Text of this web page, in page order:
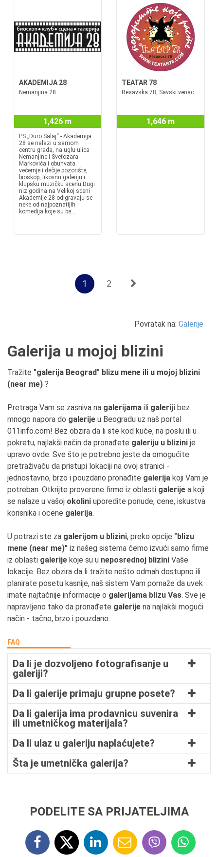
AKADEMIJA 28
Nemanjina 28
1,426 m
PS „Đuro Salaj“ - Akademija
28 se nalazi u samom
centru grada, na uglu ulica
Nemanjine i Svetozara
Markovića i obuhvata
večernje i dečije pozorište,
bioskop, likovnu galeriju i
klupsku muzičku scenu.Dugi
niz godina na Velikoj sceni
Akademije 28 odigravaju se
neke od najpoznatijih
komedija koje su be...
TEATAR 78
Resavska 78, Savski venac
1,646 m
1 2
Povratak na: Galerije
Galerija u mojoj blizini
Tražite "galerija Beograd" blizu mene ili u mojoj blizini
(near me) ?
Pretraga Vam se zasniva na galerijama ili galeriji bez
mnogo napora do galerije u Beogradu uz naš portal
011info.com! Bez obzira da li ste kod kuće, na poslu ili u
pokretu, najlakši način da pronađete galeriju u blizini je
upravo ovde. Sve što je potrebno jeste da omogućite
pretraživaču da pristupi lokaciji na ovoj stranici -
jednostavno, brzo i pouzdano pronađite galerija koji Vam je
potreban. Otkrijte proverene firme iz oblasti galerije a koji
se nalaze u vašoj okolini uporedite ponude, cene, iskustva
korisnika i ocene galerija.
U potrazi ste za galerijom u blizini, preko opcije "blizu
mene (near me)" iz našeg sistema ćemo izvući samo firme
iz oblasti galerije koje su u neposrednoj blizini Vaše
lokacije. Bez obzira da li tražite nešto odmah dostupno ili
planirate posetu kasnije, naš sistem Vam pomaže da uvek
imate najtačnije informacije o galerijama blizu Vas. Sve je
napravljeno tako da pronađete galerije na najlakši mogući
način - tačno, brzo i pouzdano.
FAQ
Da li je dozvoljeno fotografisanje u
galeriji?
Da li galerije primaju grupne posete?
Da li galerija ima prodavnicu suvenira
ili umetničkog materijala?
Da li ulaz u galeriju naplaćujete?
Šta je umetnička galerija?
PODELITE SA PRIJATELJIMA